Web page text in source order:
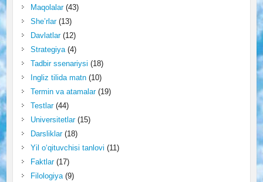
Maqolalar(43)
She’rlar(13)
Davlatlar(12)
Strategiya(4)
Tadbir ssenariysi (18)
Ingliz tilida matn(10)
Termin va atamalar(19)
Testlar(44)
Universitetlar(15)
Darsliklar(18)
Yil o‘qituvchisi tanlovi (11)
Faktlar(17)
Filologiya(9)